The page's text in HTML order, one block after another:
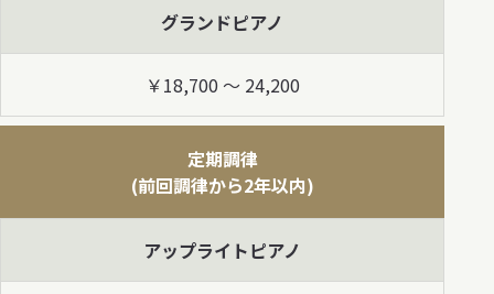
グランドピアノ
￥18,700 ～ 24,200
定期調律
(前回調律から2年以内)
アップライトピアノ